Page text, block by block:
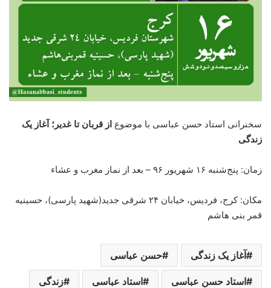
سخنرانی استاد حسن عباسی با موضوع از قربان تا غدیر؛ آغاز یک
زندگی
زمان: پنج‌شنبه ۱۶ شهریور ۹۶ – بعد از نماز مغرب و عشاء
مکان: کرج، فردیس، خیابان ۲۴ شرقی جدید(شهید پارسی)، حسینیه
قمر بنی هاشم
آغاز یک زندگی حسن عباسی
استاد حسن عباسی استاد عباسی زندگی